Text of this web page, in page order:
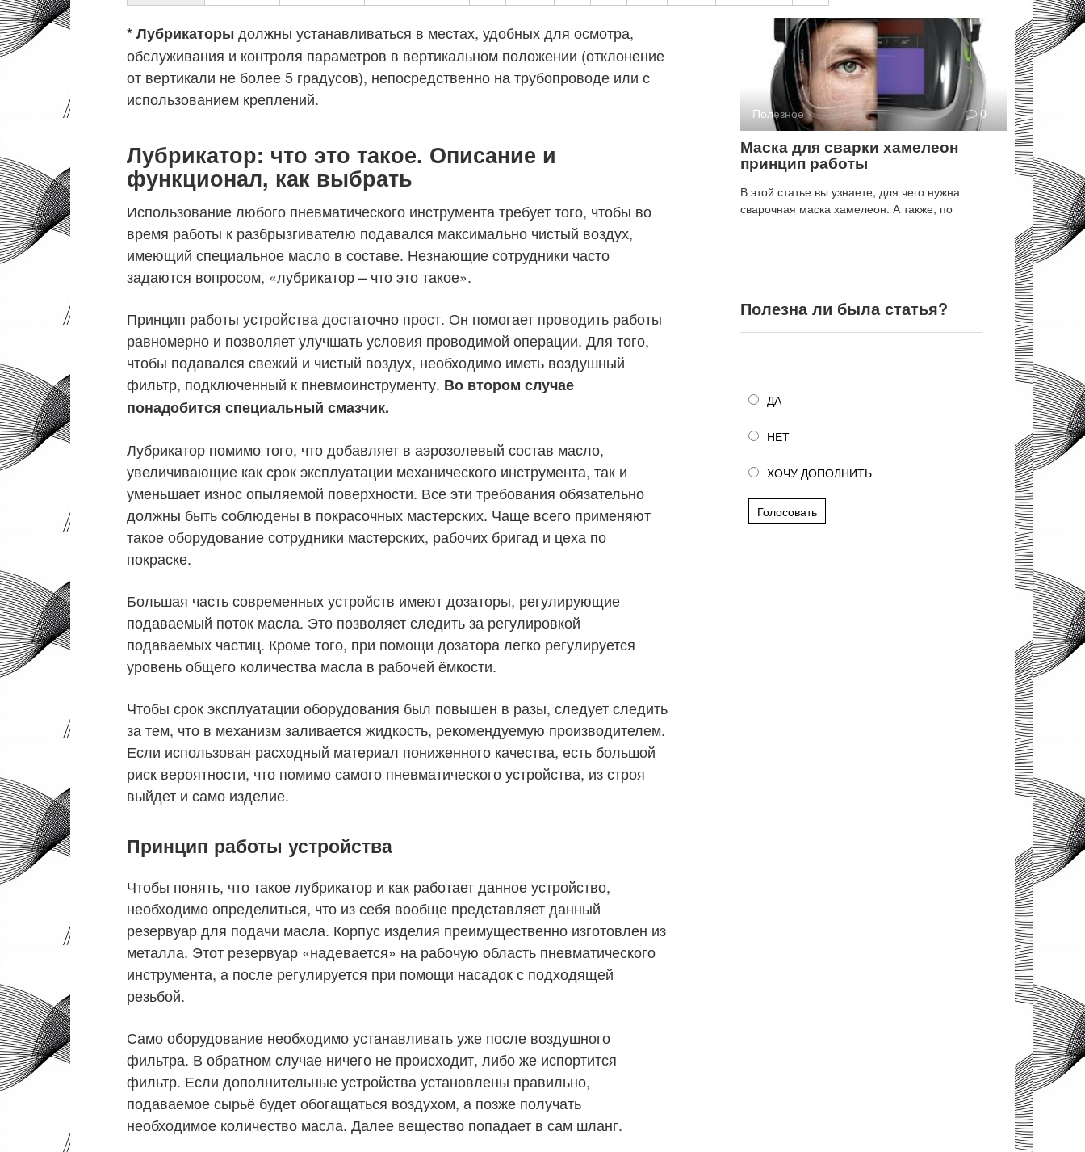
* Лубрикаторы должны устанавливаться в местах, удобных для осмотра,
обслуживания и контроля параметров в вертикальном положении (отклонение
от вертикали не более 5 градусов), непосредственно на трубопроводе или с
использованием креплений.
Лубрикатор: что это такое. Описание и
функционал, как выбрать
Использование любого пневматического инструмента требует того, чтобы во
время работы к разбрызгивателю подавался максимально чистый воздух,
имеющий специальное масло в составе. Незнающие сотрудники часто
задаются вопросом, «лубрикатор – что это такое».
Принцип работы устройства достаточно прост. Он помогает проводить работы
равномерно и позволяет улучшать условия проводимой операции. Для того,
чтобы подавался свежий и чистый воздух, необходимо иметь воздушный
фильтр, подключенный к пневмоинструменту. Во втором случае
понадобится специальный смазчик.
Лубрикатор помимо того, что добавляет в аэрозолевый состав масло,
увеличивающие как срок эксплуатации механического инструмента, так и
уменьшает износ опыляемой поверхности. Все эти требования обязательно
должны быть соблюдены в покрасочных мастерских. Чаще всего применяют
такое оборудование сотрудники мастерских, рабочих бригад и цеха по
покраске.
Большая часть современных устройств имеют дозаторы, регулирующие
подаваемый поток масла. Это позволяет следить за регулировкой
подаваемых частиц. Кроме того, при помощи дозатора легко регулируется
уровень общего количества масла в рабочей ёмкости.
Чтобы срок эксплуатации оборудования был повышен в разы, следует следить
за тем, что в механизм заливается жидкость, рекомендуемую производителем.
Если использован расходный материал пониженного качества, есть большой
риск вероятности, что помимо самого пневматического устройства, из строя
выйдет и само изделие.
Принцип работы устройства
Чтобы понять, что такое лубрикатор и как работает данное устройство,
необходимо определиться, что из себя вообще представляет данный
резервуар для подачи масла. Корпус изделия преимущественно изготовлен из
металла. Этот резервуар «надевается» на рабочую область пневматического
инструмента, а после регулируется при помощи насадок с подходящей
резьбой.
Само оборудование необходимо устанавливать уже после воздушного
фильтра. В обратном случае ничего не происходит, либо же испортится
фильтр. Если дополнительные устройства установлены правильно,
подаваемое сырьё будет обогащаться воздухом, а позже получать
необходимое количество масла. Далее вещество попадает в сам шланг.
Полезное 0
Маска для сварки хамелеон
принцип работы
В этой статье вы узнаете, для чего нужна
сварочная маска хамелеон. А также, по
Полезна ли была статья?
ДА
НЕТ
ХОЧУ ДОПОЛНИТЬ
Голосовать